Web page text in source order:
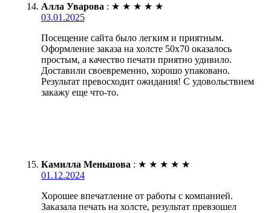
Алла Уварова : ★ ★ ★ ★ ★
03.01.2025
Посещение сайта было легким и приятным.
Оформление заказа на холсте 50х70 оказалось
простым, а качество печати приятно удивило.
Доставили своевременно, хорошо упаковано.
Результат превосходит ожидания! С удовольствием
закажу еще что-то.
Камилла Меньшова : ★ ★ ★ ★ ★
01.12.2024
Хорошее впечатление от работы с компанией.
Заказала печать на холсте, результат превзошел